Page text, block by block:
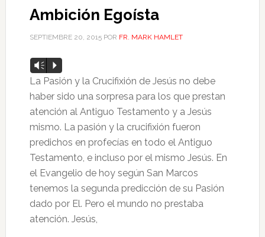
Ambición Egoísta
SEPTIEMBRE 20, 2015POR FR. MARK HAMLET
Reproductor
de
audio
Vm P
La Pasión y la Crucifixión de Jesús no debe
haber sido una sorpresa para los que prestan
atención al Antiguo Testamento y a Jesús
mismo. La pasión y la crucifixión fueron
predichos en profecías en todo el Antiguo
Testamento, e incluso por el mismo Jesús. En
el Evangelio de hoy según San Marcos
tenemos la segunda predicción de su Pasión
dado por El. Pero el mundo no prestaba
atención. Jesús,